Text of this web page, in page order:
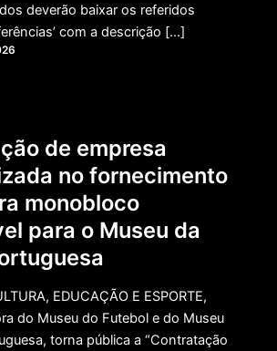
deverão baixar os referidos
com a descrição […]
de empresa
no fornecimento
monobloco
para o Museu da
EDUCAÇÃO E ESPORTE,
do Museu do Futebol e do Museu
torna pública a “Contratação